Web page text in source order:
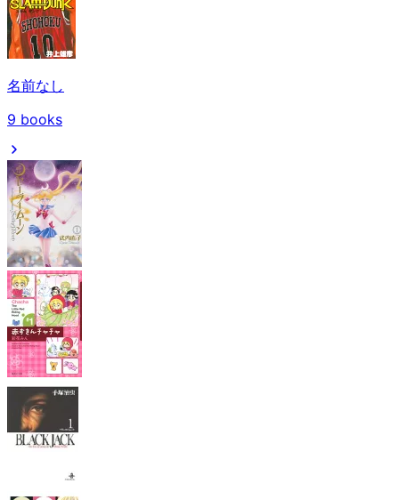
名前なし
9 books